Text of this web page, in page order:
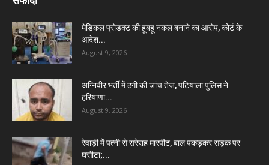
मेडिकल प्रोडक्ट की हूबहू नकल बनाने का आरोप, कोर्ट के
आदेश...
August 9, 2026
अग्निवीर भर्ती में ठगी की जांच तेज, पटियाला पुलिस ने
हरियाणा...
August 9, 2026
रेवाड़ी में पत्नी से सरेराह मारपीट, बाल पकड़कर सड़क पर
घसीटा;...